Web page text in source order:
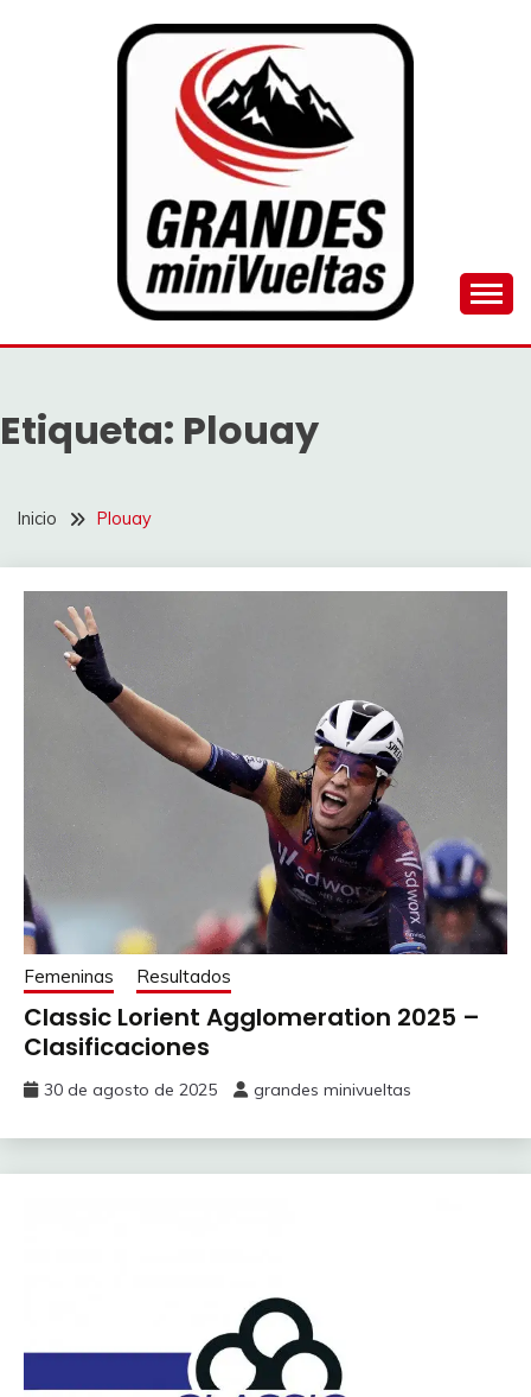
GRANDES
MINIVUELTAS
Etiqueta: Plouay
Inicio Plouay
Femeninas Resultados
Classic Lorient Agglomeration 2025 –
Clasificaciones
30 de agosto de 2025 grandes minivueltas